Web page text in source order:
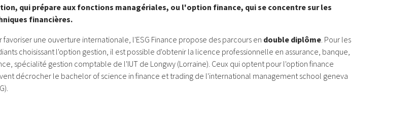
qui prépare aux fonctions managériales, ou l'option finance, qui se concentre sur les
financières.
favoriser une ouverture internationale, l'ESG Finance propose des parcours en double diplôme. Pour les
choisissant l'option gestion, il est possible d'obtenir la licence professionnelle en assurance, banque,
spécialité gestion comptable de l'IUT de Longwy (Lorraine). Ceux qui optent pour l'option finance
décrocher le bachelor of science in finance et trading de l'international management school geneva